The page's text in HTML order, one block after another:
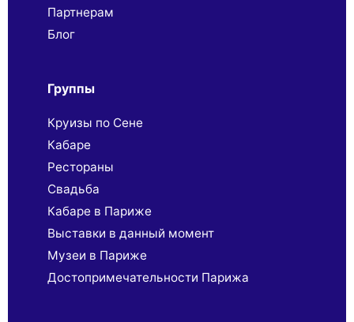
Партнерaм
Блог
Группы
Круизы по Сене
Кабаре
Рестораны
Свадьба
Кабаре в Париже
Выставки в данный момент
Музеи в Париже
Достопримечательности Парижа